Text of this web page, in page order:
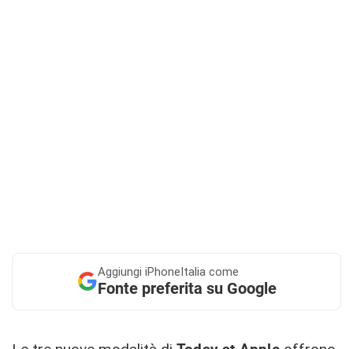
Aggiungi iPhoneItalia come
Fonte preferita su Google